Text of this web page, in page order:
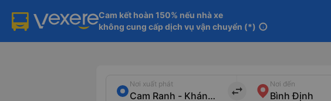
Cam kết hoàn 150% nếu nhà xe
không cung cấp dịch vụ vận chuyển (*) info
Nơi xuất phát
import_export
Nơi đến